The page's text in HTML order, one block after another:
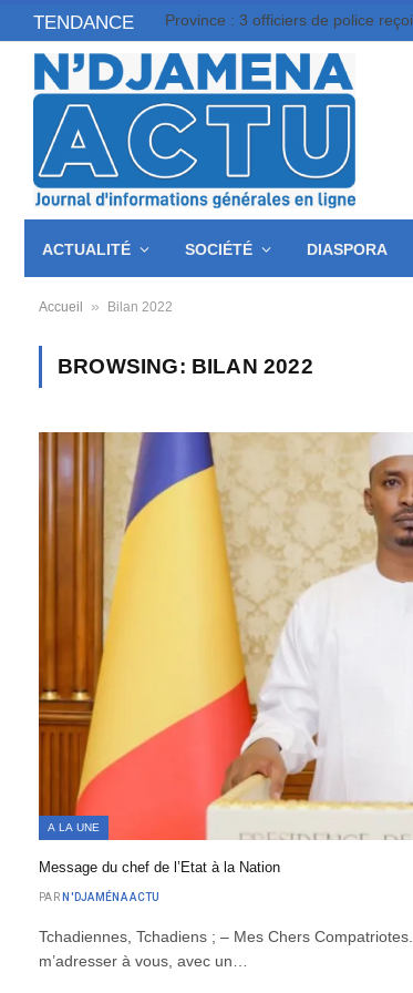
TENDANCE Province : 3 officiers de police
ACTUALITÉ SOCIÉTÉ DIASPORA
Accueil » Bilan 2022
BROWSING: BILAN 2022
A LA UNE
Message du chef de l’Etat à la Nation
PAR N'DJAMÉNA ACTU
Tchadiennes, Tchadiens ; – Mes Chers
m’adresser à vous, avec un…